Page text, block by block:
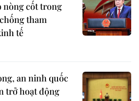
nòng cốt trong
tham
tế
an ninh quốc
trở hoạt động